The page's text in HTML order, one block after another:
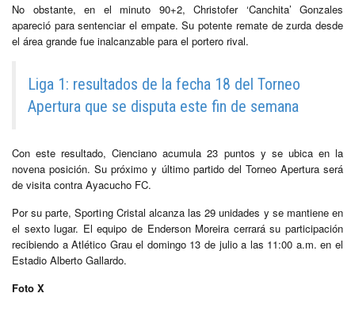
No obstante, en el minuto 90+2, Christofer ‘Canchita’ Gonzales
apareció para sentenciar el empate. Su potente remate de zurda desde
el área grande fue inalcanzable para el portero rival.
Liga 1: resultados de la fecha 18 del Torneo
Apertura que se disputa este fin de semana
Con este resultado, Cienciano acumula 23 puntos y se ubica en la
novena posición. Su próximo y último partido del Torneo Apertura será
de visita contra Ayacucho FC.
Por su parte, Sporting Cristal alcanza las 29 unidades y se mantiene en
el sexto lugar. El equipo de Enderson Moreira cerrará su participación
recibiendo a Atlético Grau el domingo 13 de julio a las 11:00 a.m. en el
Estadio Alberto Gallardo.
Foto X